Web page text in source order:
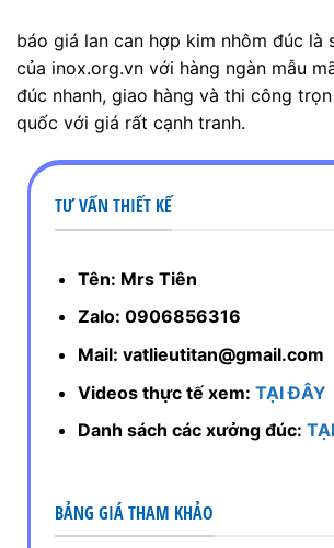
báo giá lan can hợp kim nhôm đúc là
của inox.org.vn với hàng ngàn mẫu
đúc nhanh, giao hàng và thi công
quốc với giá rất cạnh tranh.
TƯ VẤN THIẾT KẾ
Tên: Mrs Tiên
Zalo: 0906856316
Mail: vatlieutitan@gmail.com
Videos thực tế xem: TẠI ĐÂY
Danh sách các xưởng đúc:
BẢNG GIÁ THAM KHẢO